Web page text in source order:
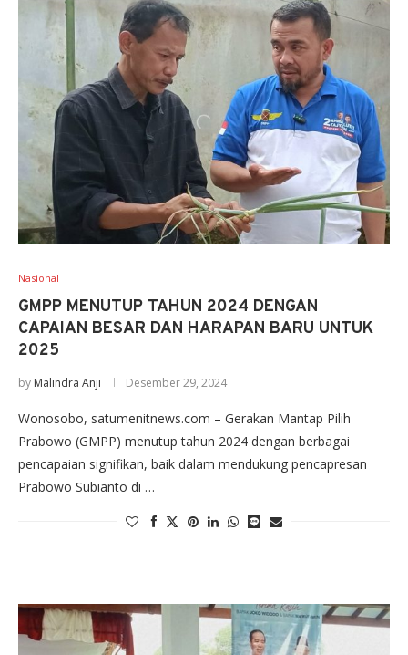
Nasional
GMPP MENUTUP TAHUN 2024 DENGAN
CAPAIAN BESAR DAN HARAPAN BARU UNTUK
2025
by Malindra Anji Desember 29, 2024
Wonosobo, satumenitnews.com – Gerakan Mantap Pilih
Prabowo (GMPP) menutup tahun 2024 dengan berbagai
pencapaian signifikan, baik dalam mendukung pencapresan
Prabowo Subianto di …